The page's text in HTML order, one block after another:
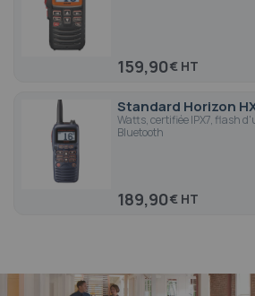
159,90€
Standard Horizon
Watts, certifiée IPX7, flash
Bluetooth
189,90€